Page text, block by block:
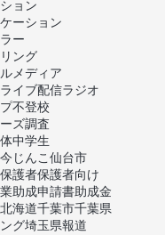
ョン
ーション
ー
ング
メディア
ライブ配信ラジオ
不登校
ズ調査
中学生
今じんこ 仙台市
保護者保護者向け
助成申請書助成金
北海道千葉市千葉県
グ埼玉県報道